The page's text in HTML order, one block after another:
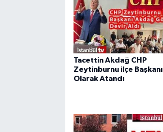
Tacettin Akdağ CHP
Zeytinburnu ilçe Başkanı
Olarak Atandı